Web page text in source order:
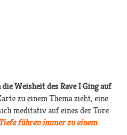
Weisheit des Rave I Ging auf
zu einem Thema zieht, eine
meditativ auf eines der Tore
führen immer zu einem